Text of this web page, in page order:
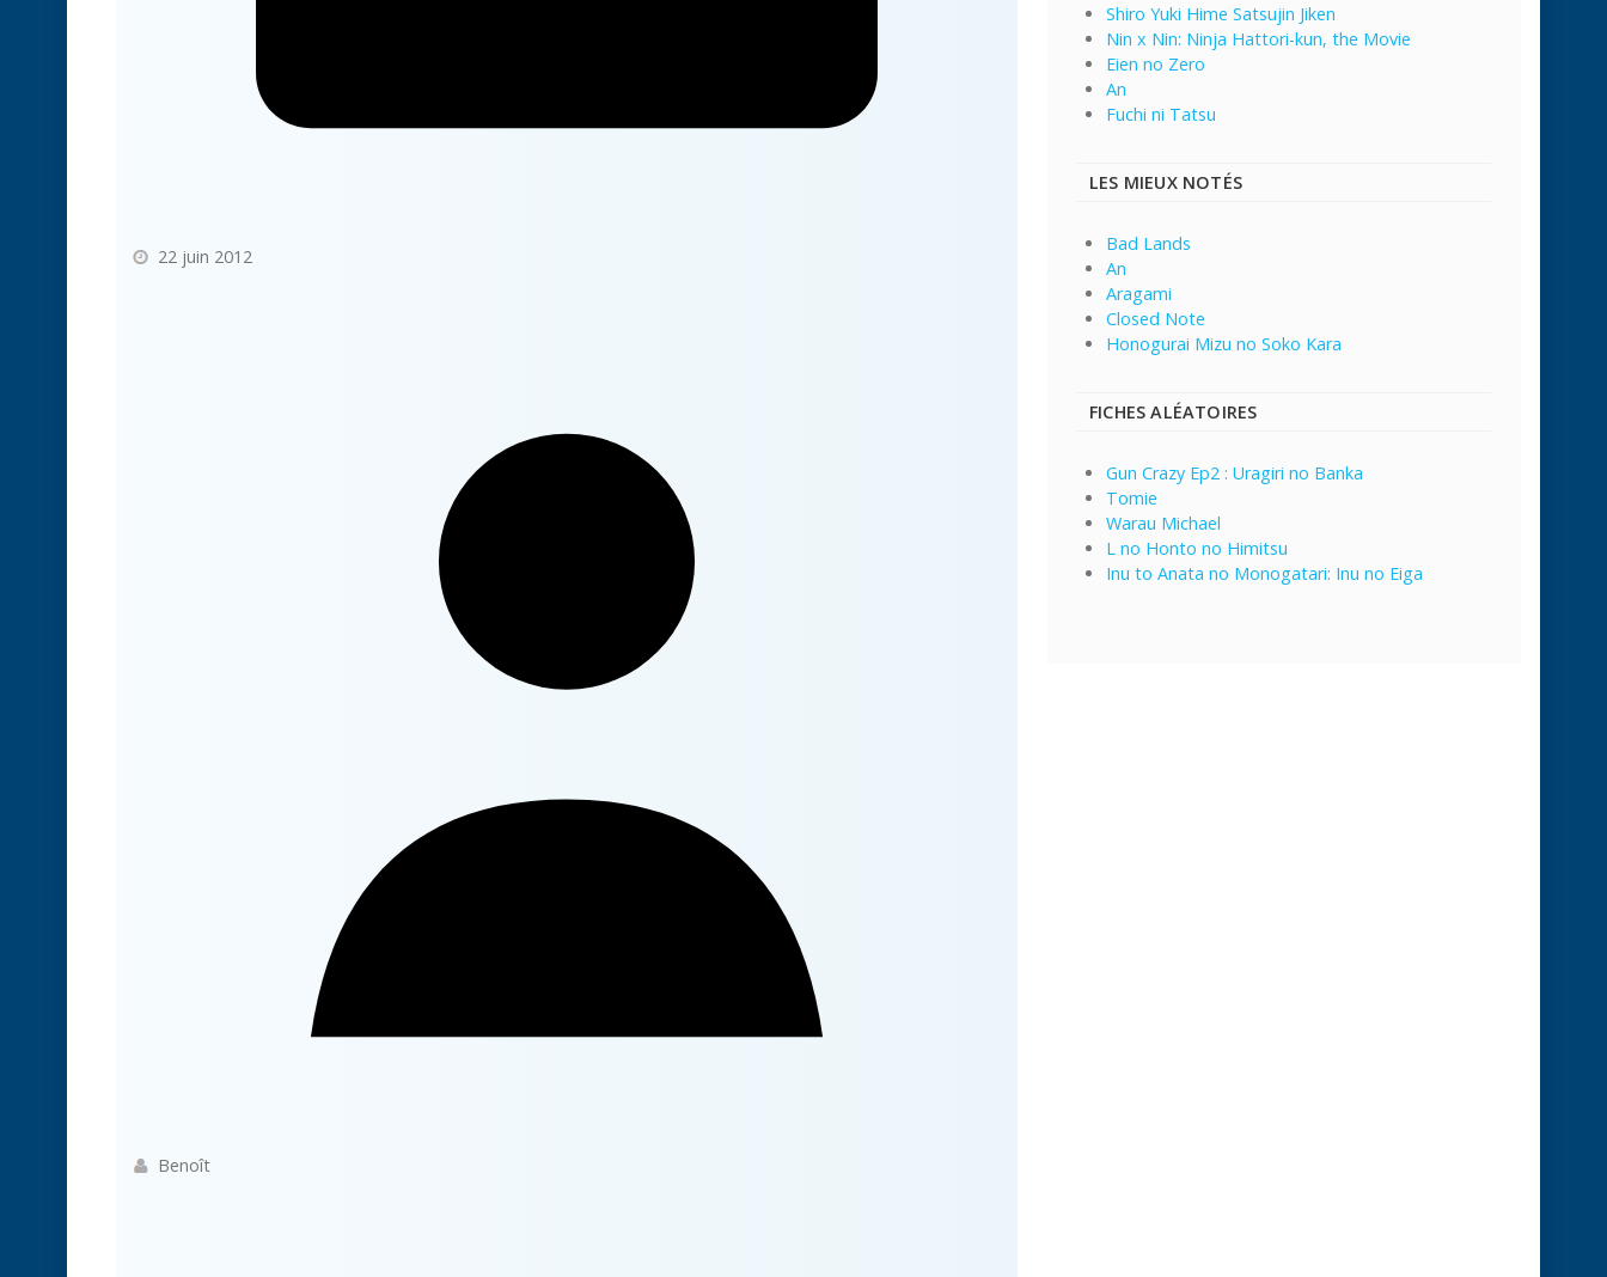
22 juin 2012
Benoît
Shiro Yuki Hime Satsujin Jiken
Nin x Nin: Ninja Hattori-kun, the Movie
Eien no Zero
An
Fuchi ni Tatsu
LES MIEUX NOTÉS
Bad Lands
An
Aragami
Closed Note
Honogurai Mizu no Soko Kara
FICHES ALÉATOIRES
Gun Crazy Ep2 : Uragiri no Banka
Tomie
Warau Michael
L no Honto no Himitsu
Inu to Anata no Monogatari: Inu no Eiga